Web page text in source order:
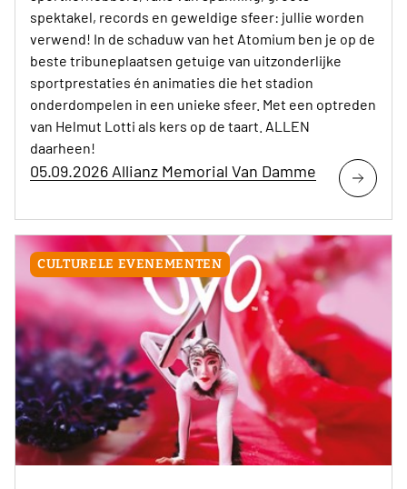
spektakel, records en geweldige sfeer: jullie worden
verwend! In de schaduw van het Atomium ben je op de
beste tribuneplaatsen getuige van uitzonderlijke
sportprestaties én animaties die het stadion
onderdompelen in een unieke sfeer. Met een optreden
van Helmut Lotti als kers op de taart. ALLEN
daarheen!
05.09.2026 Allianz Memorial Van Damme
CULTURELE EVENEMENTEN